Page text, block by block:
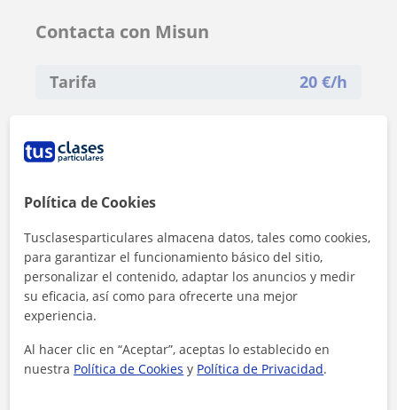
Contacta con Misun
Tarifa 20 €/h
Política de Cookies
Tusclasesparticulares almacena datos, tales como cookies,
para garantizar el funcionamiento básico del sitio,
personalizar el contenido, adaptar los anuncios y medir
su eficacia, así como para ofrecerte una mejor
experiencia.
Al hacer clic en “Aceptar”, aceptas lo establecido en
nuestra Política de Cookies y Política de Privacidad.